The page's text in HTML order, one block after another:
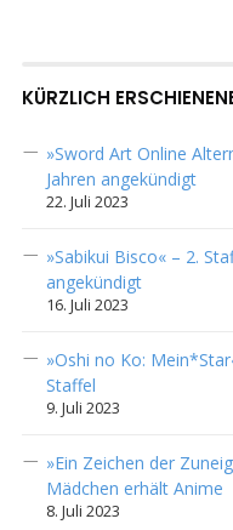
KÜRZLICH
»Sword Art Online
Jahren angekündigt
22. Juli 2023
»Sabikui Bisco« – 2.
angekündigt
16. Juli 2023
»Oshi no Ko:
Staffel
9. Juli 2023
»Ein Zeichen der
Mädchen erhält Anime
8. Juli 2023